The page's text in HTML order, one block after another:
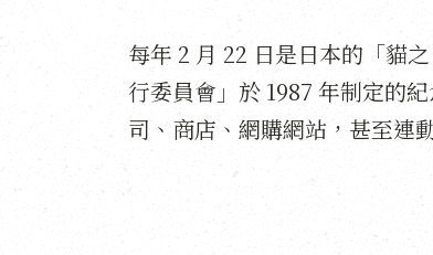
每年 2 月 22 日是日本的「貓
行委員會」於 1987 年制定的
司、商店、網購網站，甚至連